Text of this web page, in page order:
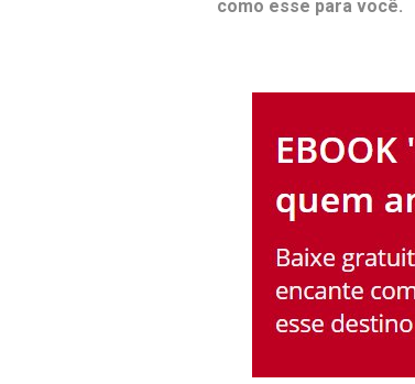
como esse para você.